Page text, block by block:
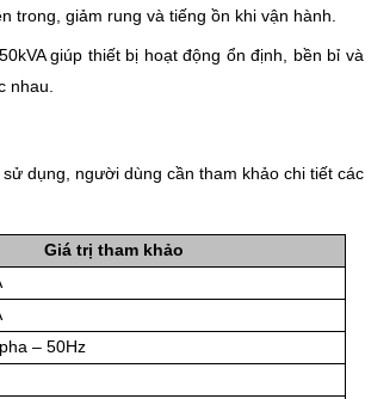
trong, giảm rung và tiếng ồn khi vận hành.
giúp thiết bị hoạt động ổn định, bền bỉ và
nhau.
dụng, người dùng cần tham khảo chi tiết các
Giá trị tham khảo
– 50Hz